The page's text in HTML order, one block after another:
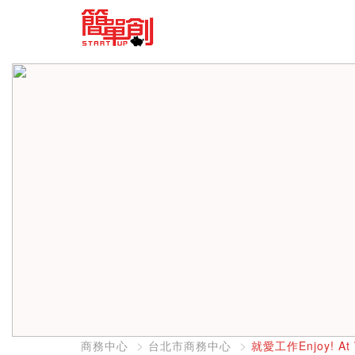
商務中心 台北市商務中心 就愛工作Enjoy! At